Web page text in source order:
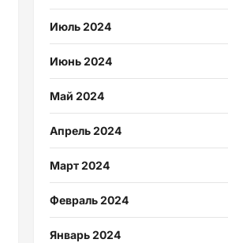
Июль 2024
Июнь 2024
Май 2024
Апрель 2024
Март 2024
Февраль 2024
Январь 2024